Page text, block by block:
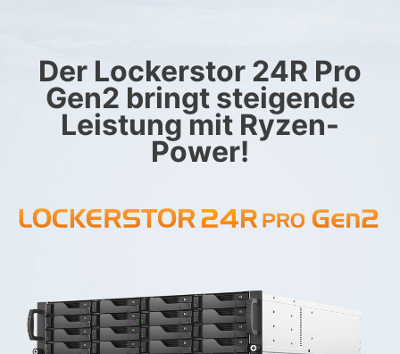
- PCMag.com
Der Lockerstor 24R Pro
Gen2 bringt steigende
Leistung mit Ryzen-
Power!